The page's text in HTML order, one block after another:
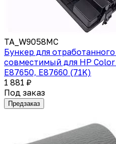
TA_W9058MC
Бункер для
совместимый для HP
E87650, E87660 (71K)
1 881 ₽
Под заказ
Предзаказ